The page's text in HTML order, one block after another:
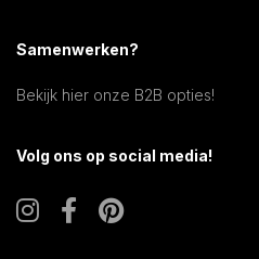
Samenwerken?
Bekijk hier onze B2B opties!
Volg ons op social media!